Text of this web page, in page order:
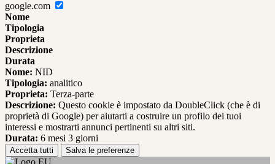
google.com
Nome
Tipologia
Proprieta
Descrizione
Durata
Nome: NID
Tipologia: analitico
Proprieta: Terza-parte
Descrizione: Questo cookie è impostato da DoubleClick (che è di
proprietà di Google) per aiutarti a costruire un profilo dei tuoi
interessi e mostrarti annunci pertinenti su altri siti.
Durata: 6 mesi 3 giorni
Accetta tutti Salva le preferenze